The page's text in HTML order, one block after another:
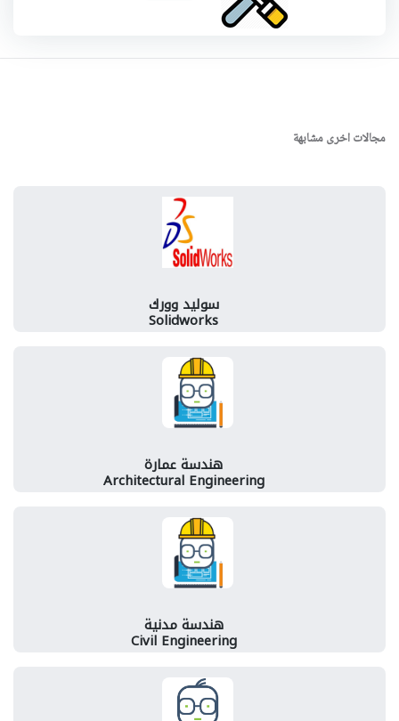
مجالات اخرى مشابهة
سوليد وورك
Solidworks
هندسة عمارة
Architectural Engineering
هندسة مدنية
Civil Engineering